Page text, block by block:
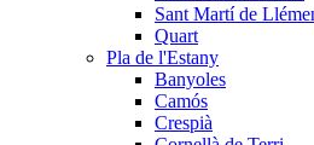
Sant Martí de
Quart
Pla de l'Estany
Banyoles
Camós
Crespià